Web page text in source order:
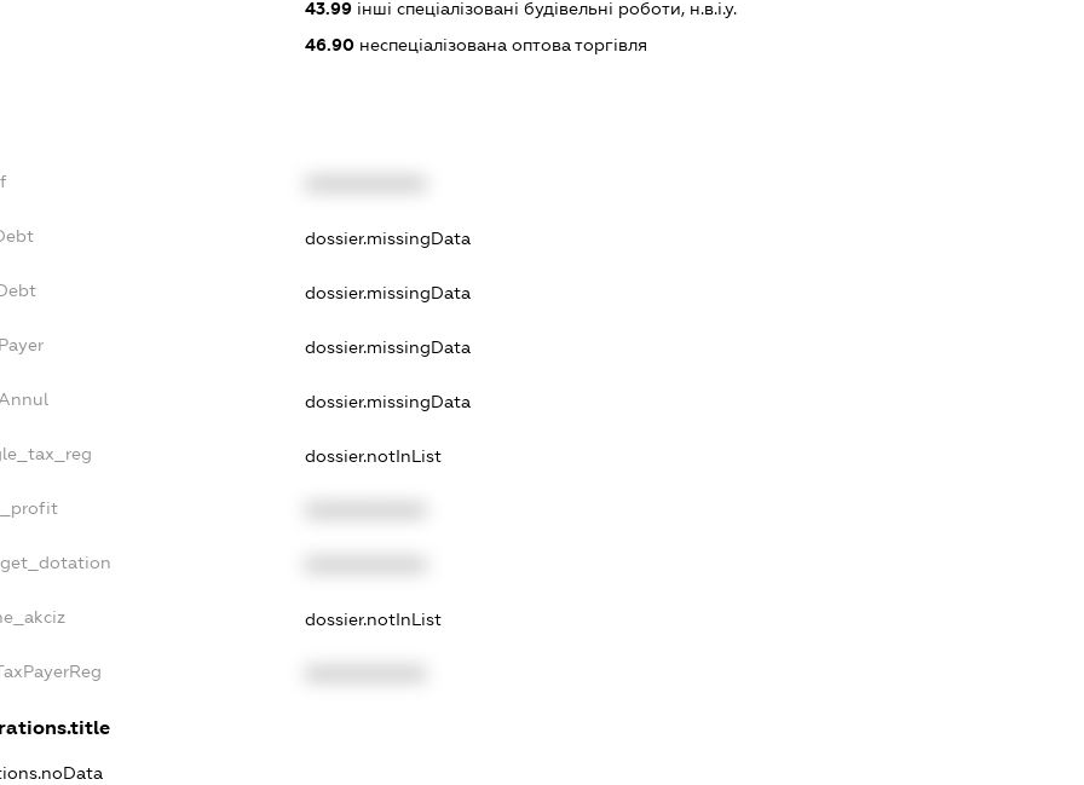
43.99інші спеціалізовані будівельні роботи, н.в.і.у.
46.90неспеціалізована оптова торгівля
dossier.missingData
dossier.missingData
dossier.missingData
dossier.missingData
dossier.notInList
dossier.notInList